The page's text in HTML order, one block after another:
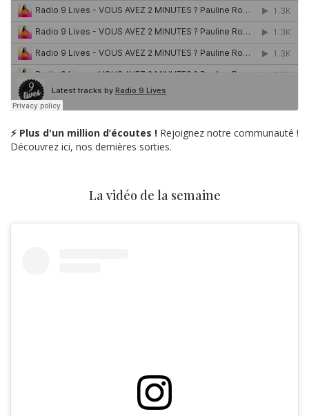
⚡ Plus d'un million d’écoutes ! Rejoignez notre communauté !
Découvrez ici, nos dernières sorties.
La vidéo de la semaine